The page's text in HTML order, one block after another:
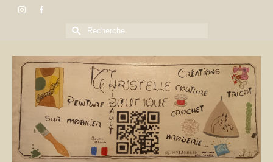
Rechercher :